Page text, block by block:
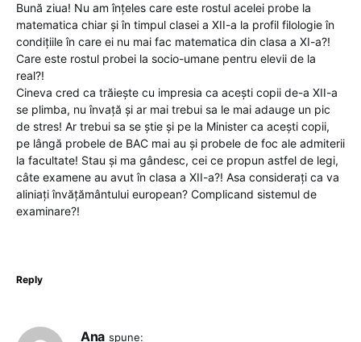
Bună ziua! Nu am înțeles care este rostul acelei probe la
matematica chiar și în timpul clasei a XII-a la profil filologie în
condițiile în care ei nu mai fac matematica din clasa a XI-a?!
Care este rostul probei la socio-umane pentru elevii de la
real?!
Cineva cred ca trăiește cu impresia ca acești copii de-a XII-a
se plimba, nu învață și ar mai trebui sa le mai adauge un pic
de stres! Ar trebui sa se știe și pe la Minister ca acești copii,
pe lângă probele de BAC mai au și probele de foc ale admiterii
la facultate! Stau și ma gândesc, cei ce propun astfel de legi,
câte examene au avut în clasa a XII-a?! Asa considerați ca va
aliniați învățământului european? Complicand sistemul de
examinare?!
Reply
Ana spune: